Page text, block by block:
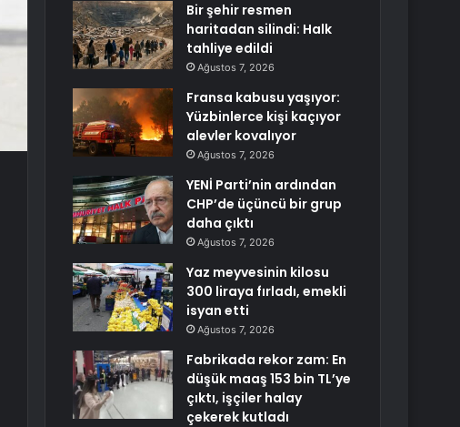
Bir şehir resmen
haritadan silindi: Halk
tahliye edildi
Ağustos 7, 2026
Fransa kabusu yaşıyor:
Yüzbinlerce kişi kaçıyor
alevler kovalıyor
Ağustos 7, 2026
YENİ Parti’nin ardından
CHP’de üçüncü bir grup
daha çıktı
Ağustos 7, 2026
Yaz meyvesinin kilosu
300 liraya fırladı, emekli
isyan etti
Ağustos 7, 2026
Fabrikada rekor zam: En
düşük maaş 153 bin TL’ye
çıktı, işçiler halay
çekerek kutladı